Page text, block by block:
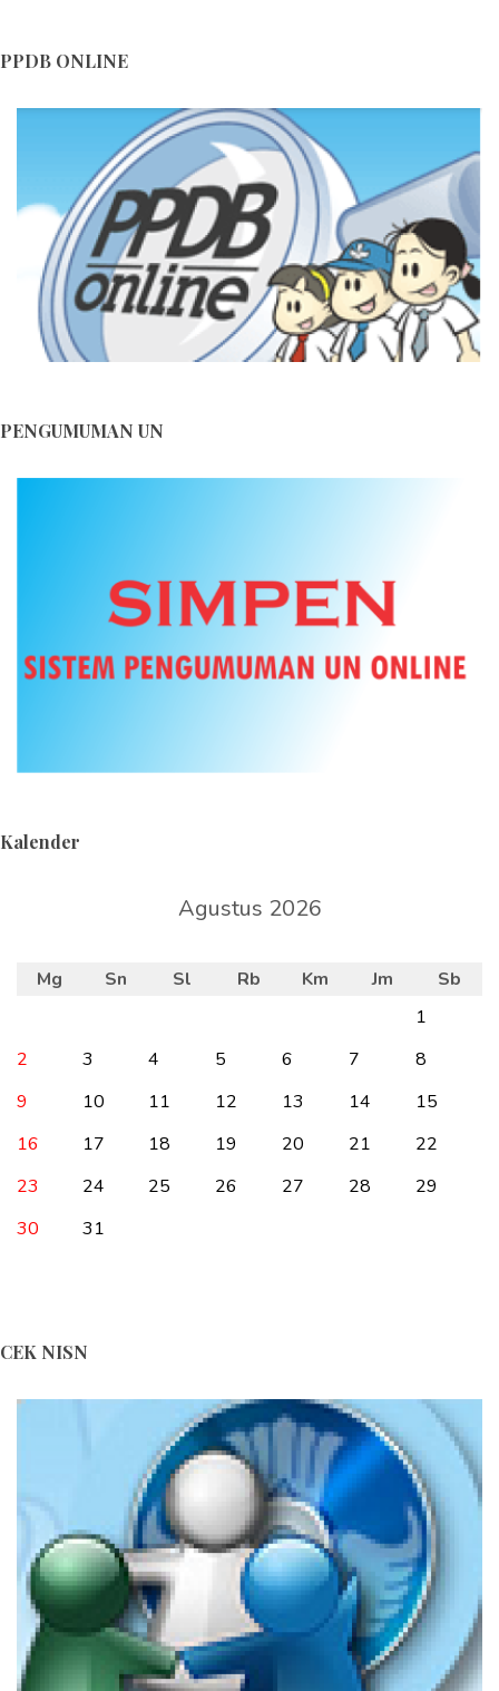
Blog Himbauan Menjaga dan Melestarikan Lingkungan ...
PPDB ONLINE
PENGUMUMAN UN
Kalender
Agustus 2026
Mg Sn Sl Rb Km Jm
Sb
1
2
3 4 5 6 7
8
9
10 11 12 13 14
15
16
17 18 19 20 21
22
23
24 25 26 27 28
29
30
31
CEK NISN